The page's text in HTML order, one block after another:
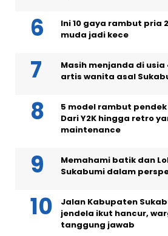
Ini 10 gaya rambut pria
muda jadi kece
Masih menjanda di
artis wanita asal
5 model rambut
Dari Y2K hingga retro
maintenance
Memahami batik dan
Sukabumi dalam
Jalan Kabupaten
jendela ikut hancur,
tanggung jawab